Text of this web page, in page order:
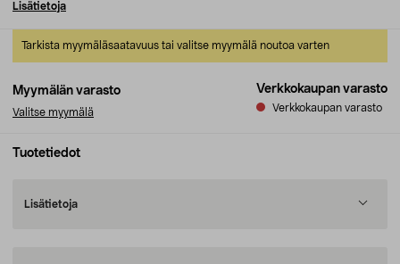
Myymälän varasto
Valitse myymälä
Verkkokaupan varasto
Verkkokaupan varasto
Tarkista myymäläsaatavuus tai valitse myymälä noutoa varten
Lisätietoja
Tuotetiedot
Lisätietoja